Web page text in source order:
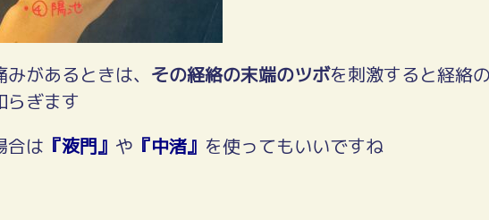
があるときは、 その経絡の末端のツボを刺激すると経絡
らぎます
合は 『液門』 や 『中渚』 を使ってもいいですね